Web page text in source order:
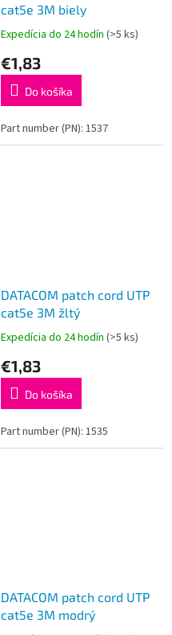
cat5e 3M biely
Expedícia do 24 hodín (>5 ks)
€1,83
Do košíka
Part number (PN): 1537
DATACOM patch cord UTP
cat5e 3M žltý
Expedícia do 24 hodín (>5 ks)
€1,83
Do košíka
Part number (PN): 1535
DATACOM patch cord UTP
cat5e 3M modrý